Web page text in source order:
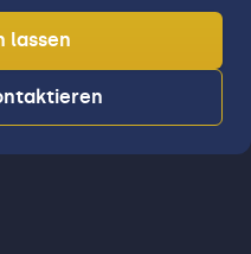
lassen